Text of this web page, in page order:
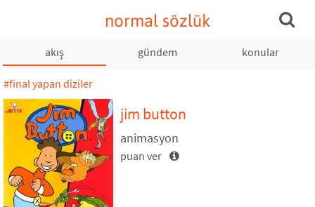
normal sözlük
akış gündem konular
#final yapan diziler
jim button
animasyon
puan ver